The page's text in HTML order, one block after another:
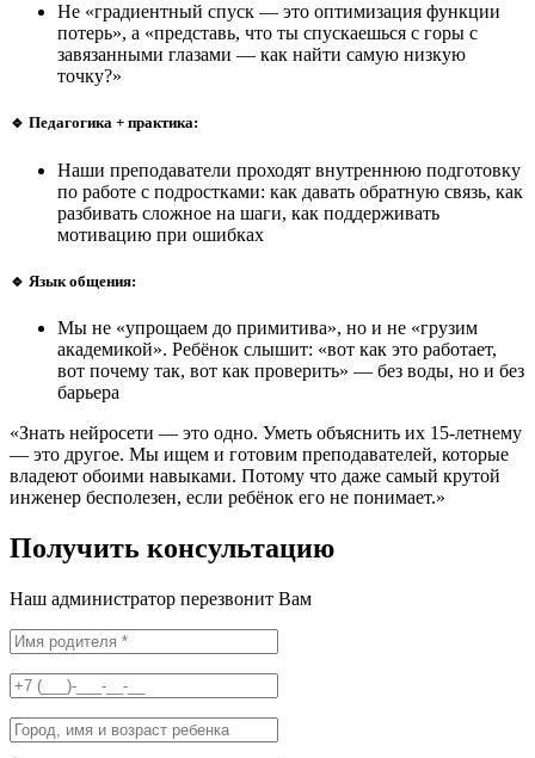
Не «градиентный спуск — это оптимизация функции
потерь», а «представь, что ты спускаешься с горы с
завязанными глазами — как найти самую низкую
точку?»
🔹 Педагогика + практика:
Наши преподаватели проходят внутреннюю подготовку
по работе с подростками: как давать обратную связь, как
разбивать сложное на шаги, как поддерживать
мотивацию при ошибках
🔹 Язык общения:
Мы не «упрощаем до примитива», но и не «грузим
академикой». Ребёнок слышит: «вот как это работает,
вот почему так, вот как проверить» — без воды, но и без
барьера
«Знать нейросети — это одно. Уметь объяснить их 15-летнему
— это другое. Мы ищем и готовим преподавателей, которые
владеют обоими навыками. Потому что даже самый крутой
инженер бесполезен, если ребёнок его не понимает.»
Получить консультацию
Наш администратор перезвонит Вам